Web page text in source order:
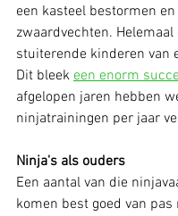
een kasteel bestormen en
zwaardvechten.
stuiterende kinderen van
Dit bleek een enorm
afgelopen jaren hebben
ninjatrainingen per jaar
Ninja's als ouders
Een aantal van die
komen best goed van pas